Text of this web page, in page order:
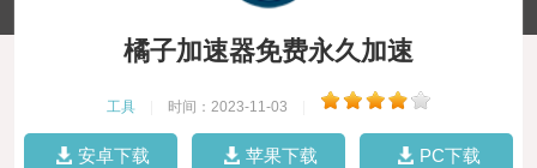
橘子加速器免费永久加速
工具 时间：2023-11-03
安卓下载 苹果下载 PC下载